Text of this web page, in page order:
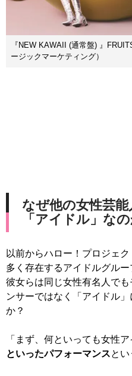
『NEW KAWAII (通常盤) 』
ージックマーケティング）
なぜ他の女性芸能
「アイドル」な
以前からハロー！プロジェ
多く存在するアイドルグル
彼女らは同じ女性有名人で
ンサーではなく「アイドル
か？
「まず、何といっても女性
といったパフォーマンスとい